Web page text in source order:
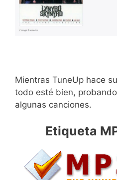
Mientras TuneUp hace
todo esté bien,
algunas canciones.
Etiqueta